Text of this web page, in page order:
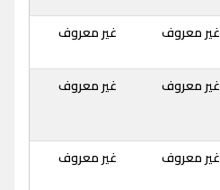
غير معروف غير معروف
غير معروف غير معروف
غير معروف غير معروف